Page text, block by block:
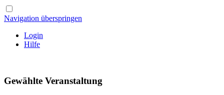
Navigation überspringen
Login
Hilfe
Gewählte Veranstaltung